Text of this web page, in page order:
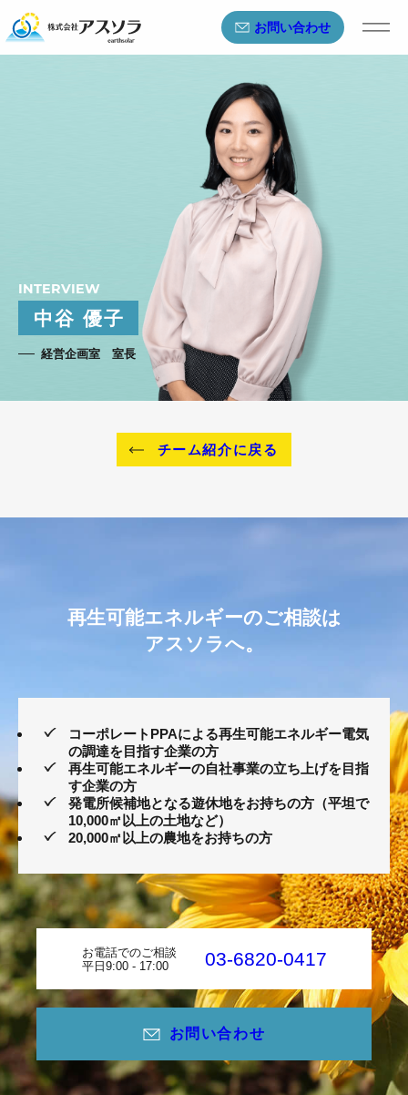
お問い合わせ
INTERVIEW
中谷 優子
経営企画室 室長
チーム紹介に戻る
再生可能エネルギーのご相談は
アスソラへ。
コーポレートPPAによる再生可能エネルギー電気
の調達を目指す企業の方
再生可能エネルギーの自社事業の立ち上げを目指
す企業の方
発電所候補地となる遊休地をお持ちの方（平坦で
10,000㎡以上の土地など）
20,000㎡以上の農地をお持ちの方
お電話でのご相談
平日9:00 - 17:00
03-6820-0417
お問い合わせ